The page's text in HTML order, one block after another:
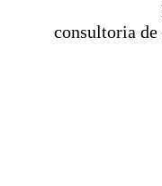
consultoria de